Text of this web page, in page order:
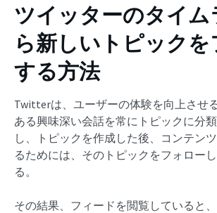
ツイッターのタイ
ら新しいトピック
する方法
Twitterは、ユーザーの体験を向上させ
ある興味深い会話を常にトピックに分
し、トピックを作成した後、コンテン
るためには、そのトピックをフォロー
る。
その結果、フィードを閲覧していると